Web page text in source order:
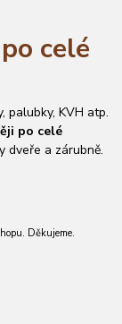
celé
palubky, KVH atp.
po celé
dveře a zárubně.
Děkujeme.